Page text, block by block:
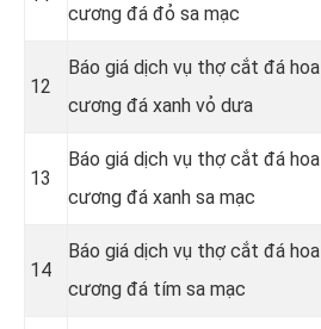
cương đá đỏ sa mạc
12
Báo giá dịch vụ thợ cắt đá hoa
cương đá xanh vỏ dưa
13
Báo giá dịch vụ thợ cắt đá hoa
cương đá xanh sa mạc
14
Báo giá dịch vụ thợ cắt đá hoa
cương đá tím sa mạc